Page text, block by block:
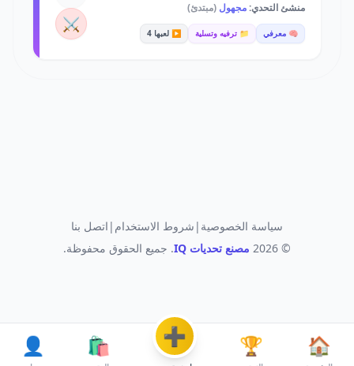
منشئ التحدي:مجهول (مبتدئ)
🧠 معرفي 📁 ترفيه وتسلية ▶️ لعبها 4 ⚔️
🏠
🏆
➕
🛍️
👤
سياسة الخصوصية | شروط الاستخدام | اتصل بنا
© 2026
مصنع تحديات IQ . جميع الحقوق محفوظة.